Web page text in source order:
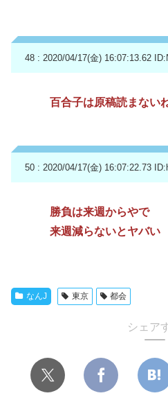
48 : 2020/04/17(金) 16:07:13.62
百合子は原稿読まない
50 : 2020/04/17(金) 16:07:22.73
勝負は来週からやで
来週減らないとヤバい
なんJ 東京 都会
シェア